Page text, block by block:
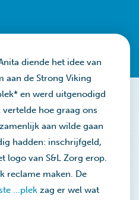
diende het idee van
aan de Strong Viking
en werd uitgenodigd
hoe graag ons
aan wilde gaan
hadden: inschrijfgeld,
logo van S&L Zorg erop.
reclame maken. De
…plek zag er wel wat